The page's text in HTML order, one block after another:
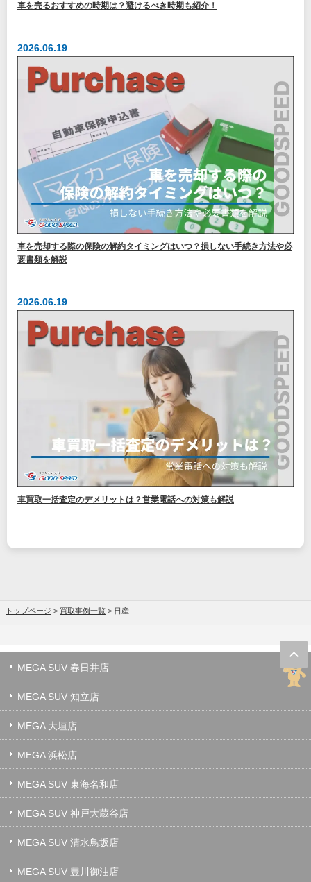
車を売るおすすめの時期は？避けるべき時期も紹介！
2026.06.19
車を売却する際の保険の解約タイミングはいつ？損しない手続き方法や必
要書類を解説
2026.06.19
車買取一括査定のデメリットは？営業電話への対策も解説
トップページ > 買取事例一覧 > 日産
MEGA SUV 春日井店
MEGA SUV 知立店
MEGA 大垣店
MEGA 浜松店
MEGA SUV 東海名和店
MEGA SUV 神戸大蔵谷店
MEGA SUV 清水鳥坂店
MEGA SUV 豊川御油店